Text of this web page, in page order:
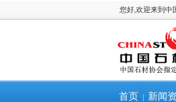
您好,欢迎来到中
首页 新闻